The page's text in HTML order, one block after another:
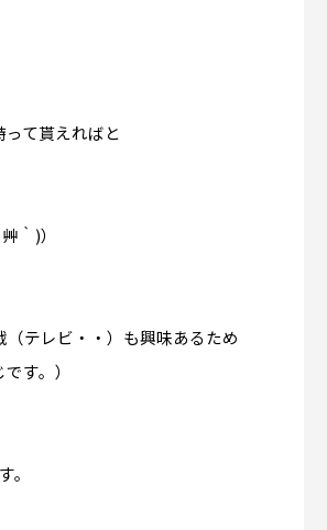
て貰えればと
｀)）
テレビ・・）も興味あるため
す。）